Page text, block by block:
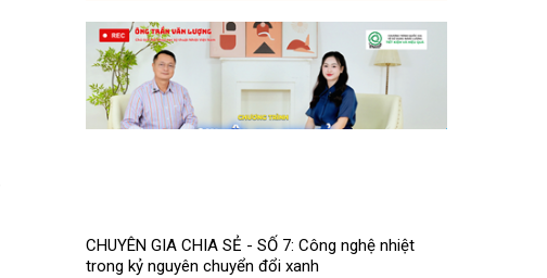
CHUYÊN GIA CHIA SẺ - SỐ 7: Công nghệ nhiệt
trong kỷ nguyên chuyển đổi xanh